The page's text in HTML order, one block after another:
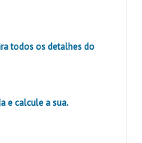
todos os detalhes do
e calcule a sua.